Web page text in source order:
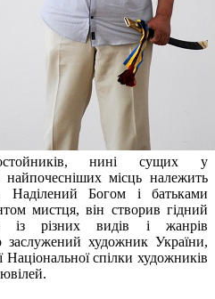
нині сущих у
місць належить
Наділений Богом і батьками
мистця, він створив гідний
із різних видів і жанрів
заслужений художник України,
Національної спілки художників